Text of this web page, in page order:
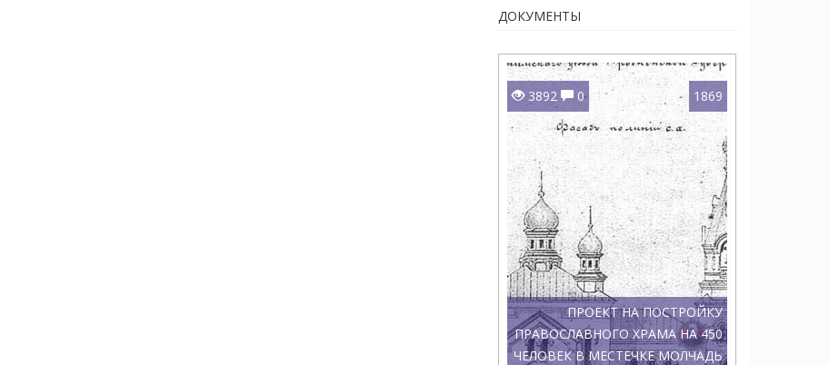
ДОКУМЕНТЫ
1869
3892 0
ПРОЕКТ НА ПОСТРОЙКУ
ПРАВОСЛАВНОГО ХРАМА НА 450
ЧЕЛОВЕК В МЕСТЕЧКЕ МОЛЧАДЬ